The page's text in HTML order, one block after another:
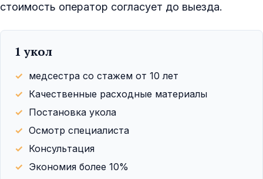
стоимость оператор согласует до выезда.
1 укол
медсестра со стажем от 10 лет
Качественные расходные материалы
Постановка укола
Осмотр специалиста
Консультация
Экономия более 10%